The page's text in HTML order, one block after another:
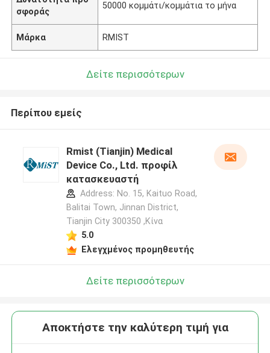
σφοράς
50000 κομμάτι/κομμάτια το μήνα
Μάρκα RMIST
Δείτε περισσότερων
Περίπου εμείς
Rmist (Tianjin) Medical
Device Co., Ltd. προφίλ
κατασκευαστή
Address: No. 15, Kaituo Road,
Balitai Town, Jinnan District,
Tianjin City 300350 ,Κίνα
5.0
Ελεγχμένος προμηθευτής
Δείτε περισσότερων
Αποκτήστε την καλύτερη τιμή για